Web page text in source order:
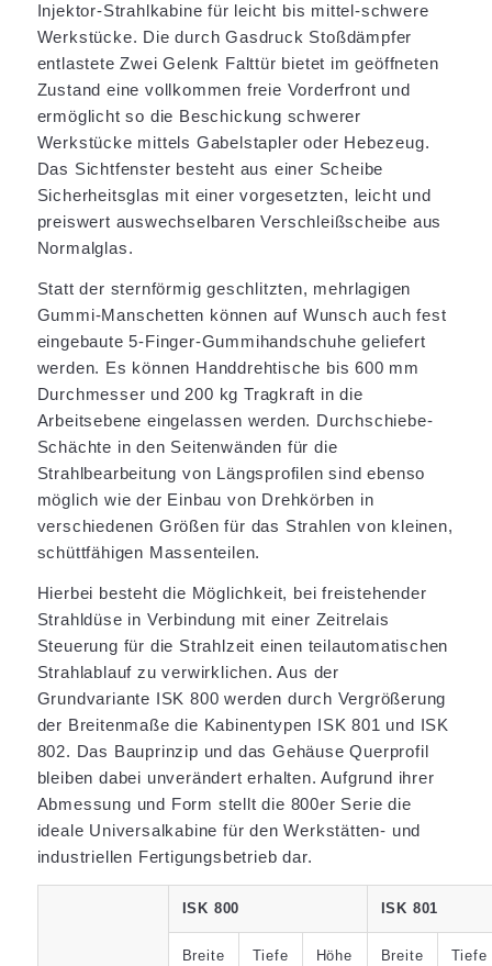
Injektor-Strahlkabine für leicht bis mittel-schwere
Werkstücke. Die durch Gasdruck Stoßdämpfer
entlastete Zwei Gelenk Falttür bietet im geöffneten
Zustand eine vollkommen freie Vorderfront und
ermöglicht so die Beschickung schwerer
Werkstücke mittels Gabelstapler oder Hebezeug.
Das Sichtfenster besteht aus einer Scheibe
Sicherheitsglas mit einer vorgesetzten, leicht und
preiswert auswechselbaren Verschleißscheibe aus
Normalglas.
Statt der sternförmig geschlitzten, mehrlagigen
Gummi-Manschetten können auf Wunsch auch fest
eingebaute 5-Finger-Gummihandschuhe geliefert
werden. Es können Handdrehtische bis 600 mm
Durchmesser und 200 kg Tragkraft in die
Arbeitsebene eingelassen werden. Durchschiebe-
Schächte in den Seitenwänden für die
Strahlbearbeitung von Längsprofilen sind ebenso
möglich wie der Einbau von Drehkörben in
verschiedenen Größen für das Strahlen von kleinen,
schüttfähigen Massenteilen.
Hierbei besteht die Möglichkeit, bei freistehender
Strahldüse in Verbindung mit einer Zeitrelais
Steuerung für die Strahlzeit einen teilautomatischen
Strahlablauf zu verwirklichen. Aus der
Grundvariante ISK 800 werden durch Vergrößerung
der Breitenmaße die Kabinentypen ISK 801 und ISK
802. Das Bauprinzip und das Gehäuse Querprofil
bleiben dabei unverändert erhalten. Aufgrund ihrer
Abmessung und Form stellt die 800er Serie die
ideale Universalkabine für den Werkstätten- und
industriellen Fertigungsbetrieb dar.
ISK 800 ISK 801
Breite Tiefe Höhe Breite Tiefe